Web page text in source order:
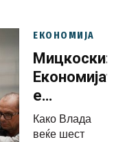
ЕКОНОМИЈА
Мицкоски:
е
шест
Како Влада
веќе шест